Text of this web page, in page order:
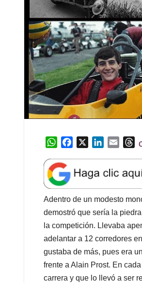
W
a
t
s
A
p
p
e
b
o
o
k
k
e
d
I
n
l
T
e
a
d
s
Adentro de un modesto
demostró que sería la
la competición. Llevaba
adelantar a 12 corredores
gustaba de más, pues era
frente a Alain Prost. En
carrera y que lo llevó a ser